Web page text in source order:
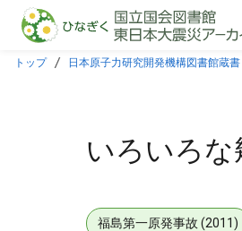
本文に飛ぶ
トップ 日本原子力研究開発機構図書館蔵書
いろいろな
福島第一原発事故 (2011)